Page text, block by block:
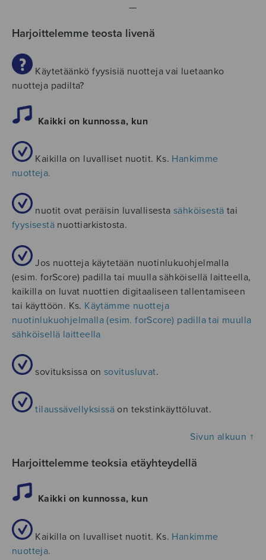
—
Harjoittelemme teosta livenä
Käytetäänkö fyysisiä nuotteja vai luetaanko
nuotteja padilta?
Kaikki on kunnossa, kun
Kaikilla on luvalliset nuotit. Ks. Hankimme
nuotteja.
nuotit ovat peräisin luvallisesta sähköisestä tai
fyysisestä nuottiarkistosta.
Jos nuotteja käytetään nuotinlukuohjelmalla
(esim. forScore) padilla tai muulla sähköisellä laitteella,
kaikilla on luvat nuottien digitaaliseen tallentamiseen
tai käyttöön. Ks. Käytämme nuotteja
nuotinlukuohjelmalla (esim. forScore) padilla tai muulla
sähköisellä laitteella
sovituksissa on sovitusluvat.
tilaussävellyksissä on tekstinkäyttöluvat.
Sivun alkuun ↑
Harjoittelemme teoksia etäyhteydellä
Kaikki on kunnossa, kun
Kaikilla on luvalliset nuotit. Ks. Hankimme
nuotteja.